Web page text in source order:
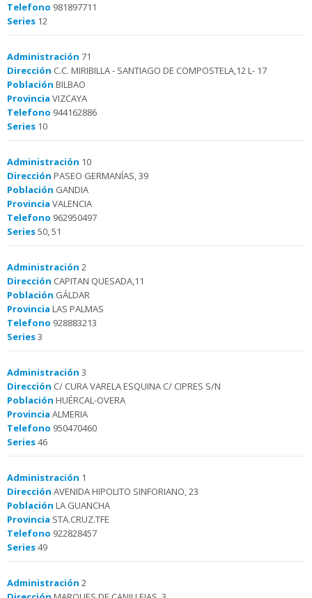
Telefono 981897711
Series 12
Administración 71
Dirección C.C. MIRIBILLA - SANTIAGO DE COMPOSTELA,12 L- 17
Población BILBAO
Provincia VIZCAYA
Telefono 944162886
Series 10
Administración 10
Dirección PASEO GERMANÍAS, 39
Población GANDIA
Provincia VALENCIA
Telefono 962950497
Series50, 51
Administración 2
Dirección CAPITAN QUESADA,11
Población GÁLDAR
Provincia LAS PALMAS
Telefono 928883213
Series3
Administración 3
Dirección C/ CURA VARELA ESQUINA C/ CIPRES S/N
Población HUÉRCAL-OVERA
Provincia ALMERIA
Telefono 950470460
Series46
Administración 1
Dirección AVENIDA HIPOLITO SINFORIANO, 23
Población LA GUANCHA
Provincia STA.CRUZ.TFE
Telefono 922828457
Series49
Administración 2